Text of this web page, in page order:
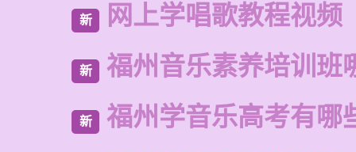
新 网上学唱歌教程视频
新 福州音乐素养培训班
新 福州学音乐高考有哪